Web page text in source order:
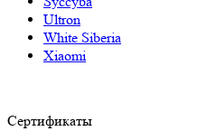
Ultron
White Siberia
Xiaomi
Сертификаты